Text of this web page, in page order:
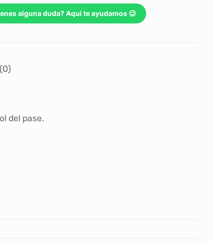
alguna duda? Aquí te ayudamos 😉
del pase.